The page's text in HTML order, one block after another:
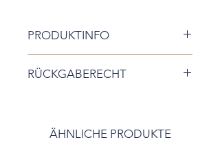
PRODUKTINFO
Deutsch mit Englisch
RÜCKGABERECHT
14 Tagen im verschweißtem Zustand
ÄHNLICHE PRODUKTE